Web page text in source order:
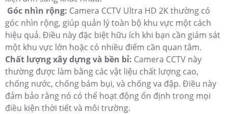
Góc nhìn rộng: Camera CCTV Ultra HD 2K thường có
góc nhìn rộng, giúp quản lý toàn bộ khu vực một cách
hiệu quả. Điều này đặc biệt hữu ích khi bạn cần giám sát
một khu vực lớn hoặc có nhiều điểm cần quan tâm.
Chất lượng xây dựng và bền bỉ: Camera CCTV này
thường được làm bằng các vật liệu chất lượng cao,
chống nước, chống bám bụi, và chống va đập. Điều này
đảm bảo rằng nó có thể hoạt động ổn định trong mọi
điều kiện thời tiết và môi trường.